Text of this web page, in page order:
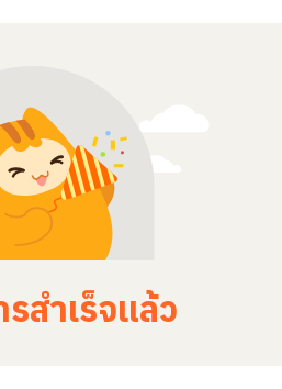
สำเร็จแล้ว